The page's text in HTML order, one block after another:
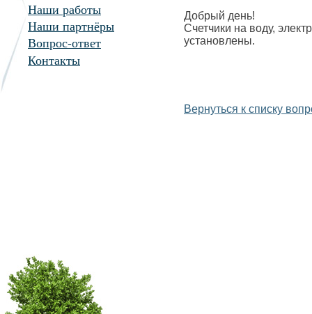
Наши работы
Наши партнёры
Вопрос-ответ
Контакты
Добрый день!
Счетчики на воду,
установлены.
Вернуться к списку